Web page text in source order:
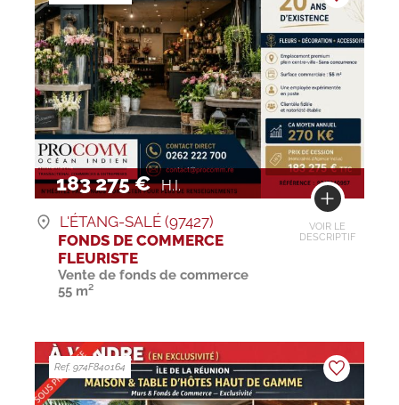
183 275 € H.I.
VOIR LE
DESCRIPTIF
L'ÉTANG-SALÉ (97427)
FONDS DE COMMERCE
FLEURISTE
Vente de fonds de commerce
55 m²
Ref. 974F840164